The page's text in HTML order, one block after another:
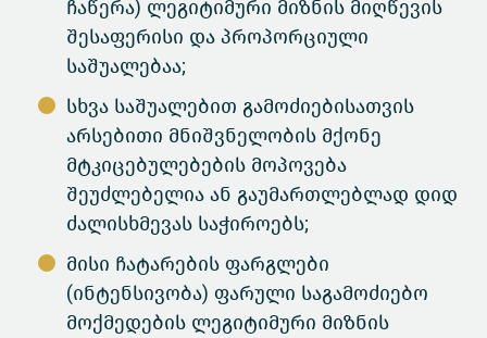
ჩაწერა) ლეგიტიმური მიზნის მიღწევის
შესაფერისი და პროპორციული
საშუალებაა;
სხვა საშუალებით გამოძიებისათვის
არსებითი მნიშვნელობის მქონე
მტკიცებულებების მოპოვება
შეუძლებელია ან გაუმართლებლად დიდ
ძალისხმევას საჭიროებს;
მისი ჩატარების ფარგლები
(ინტენსივობა) ფარული საგამოძიებო
მოქმედების ლეგიტიმური მიზნის